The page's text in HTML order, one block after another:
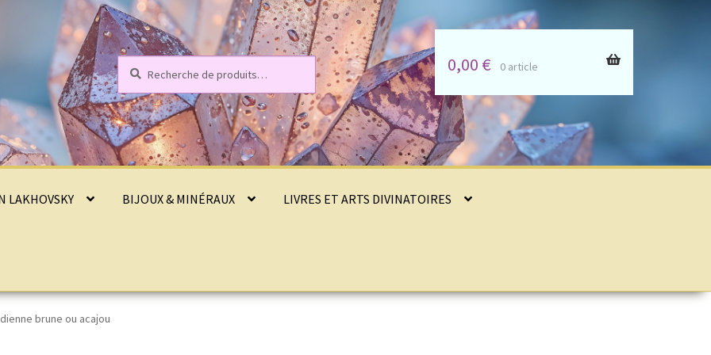
Recherche
pour :
Recherche
LAKHOVSKY BIJOUX & MINÉRAUX LIVRES ET ARTS DIVINATOIRES
0,00 € 0 article
brune ou acajou